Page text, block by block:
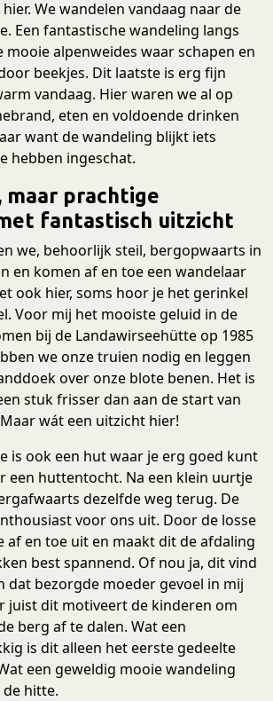
We wandelen vandaag naar de
Een fantastische wandeling langs
mooie alpenweides waar schapen en
beekjes. Dit laatste is erg fijn
vandaag. Hier waren we al op
eten en voldoende drinken
want de wandeling blijkt iets
hebben ingeschat.
maar prachtige
fantastisch uitzicht
we, behoorlijk steil, bergopwaarts in
en komen af en toe een wandelaar
ook hier, soms hoor je het gerinkel
Voor mij het mooiste geluid in de
bij de Landawirseehütte op 1985
we onze truien nodig en leggen
over onze blote benen. Het is
stuk frisser dan aan de start van
wát een uitzicht hier!
is ook een hut waar je erg goed kunt
een huttentocht. Na een klein uurtje
dezelfde weg terug. De
voor ons uit. Door de losse
af en toe uit en maakt dit de afdaling
best spannend. Of nou ja, dit vind
dat bezorgde moeder gevoel in mij
juist dit motiveert de kinderen om
berg af te dalen. Wat een
is dit alleen het eerste gedeelte
een geweldig mooie wandeling
hitte.